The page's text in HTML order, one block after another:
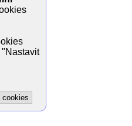
cookies